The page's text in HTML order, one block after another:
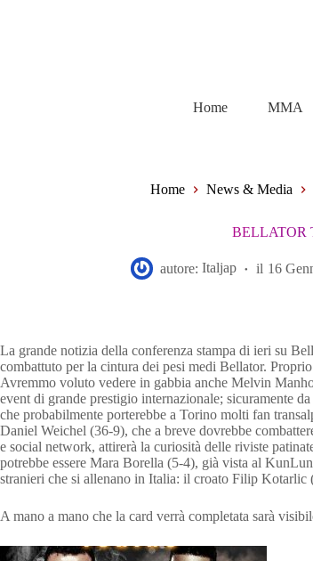
Home MMA
Home News & Media
BELLATOR
autore: Italjap il 16
La grande notizia della conferenza stampa di ieri su
combattuto per la cintura dei pesi medi Bellator.
Avremmo voluto vedere in gabbia anche Melvin
event di grande prestigio internazionale; sicuramente
che probabilmente porterebbe a Torino molti fan
Daniel Weichel (36-9), che a breve dovrebbe
e social network, attirerà la curiosità delle riviste
potrebbe essere Mara Borella (5-4), già vista al
stranieri che si allenano in Italia: il croato Filip
A mano a mano che la card verrà completata sarà